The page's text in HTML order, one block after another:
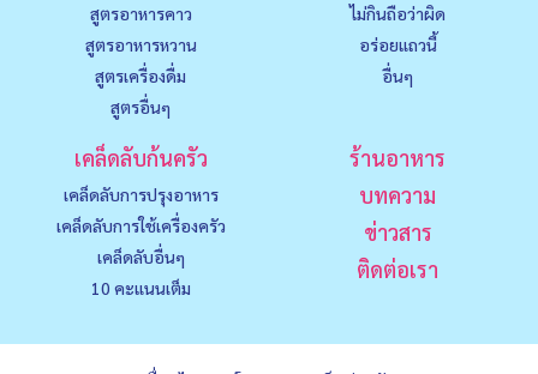
สูตรอาหารคาว
สูตรอาหารหวาน
สูตรเครื่องดื่ม
สูตรอื่นๆ
ไม่กินถือว่าผิด
อร่อยแถวนี้
อื่นๆ
เคล็ดลับก้นครัว
เคล็ดลับการปรุงอาหาร
เคล็ดลับการใช้เครื่องครัว
เคล็ดลับอื่นๆ
10 คะแนนเต็ม
ร้านอาหาร
บทความ
ข่าวสาร
ติดต่อเรา